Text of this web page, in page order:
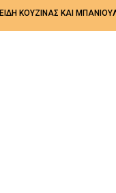
ΕΙΔΗ ΚΟΥΖΙΝΑΣ ΚΑΙ ΜΠΑΝΙΟΥ